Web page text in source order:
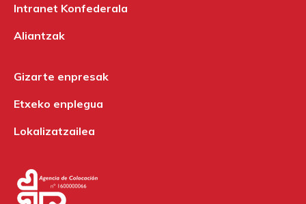
Intranet Konfederala
Aliantzak
Gizarte enpresak
Etxeko enplegua
Lokalizatzailea